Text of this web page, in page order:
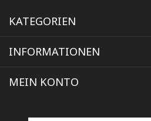
KATEGORIEN
INFORMATIONEN
MEIN KONTO